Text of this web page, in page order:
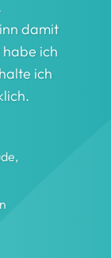
damit
ich
ich